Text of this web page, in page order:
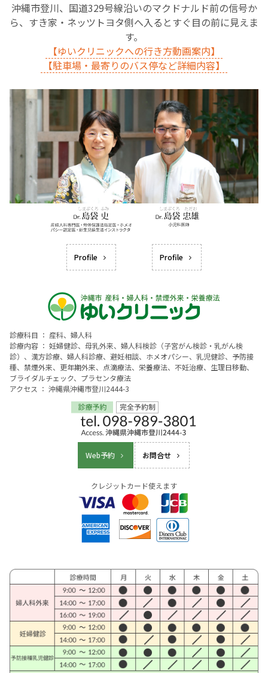
沖縄市登川、国道329号線沿いのマクドナルド前の信号か
ら、すき家・ネッツトヨタ側へ入るとすぐ目の前に見えま
す。
【ゆいクリニックへの行き方動画案内】
【駐車場・最寄りのバス停など詳細内容】
Profile Profile
診療科目 ： 産科、婦人科
診療内容 ： 妊婦健診、母乳外来、婦人科検診（子宮がん検診・乳がん検
診）、漢方診療、婦人科診療、避妊相談、ホメオパシー、乳児健診、予防接
種、禁煙外来、更年期外来、点滴療法、栄養療法、不妊治療、生理日移動、
ブライダルチェック、プラセンタ療法
アクセス ： 沖縄県沖縄市登川2444-3
Web予約 お問合せ
クレジットカード使えます